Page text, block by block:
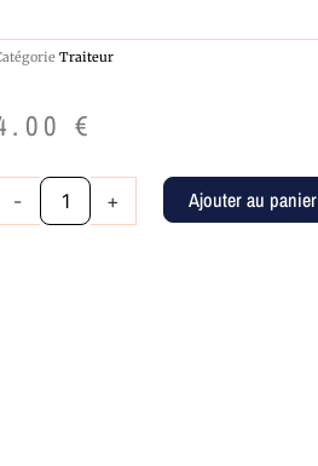
Traiteur
€
-
quantité
+ Ajouter au panier